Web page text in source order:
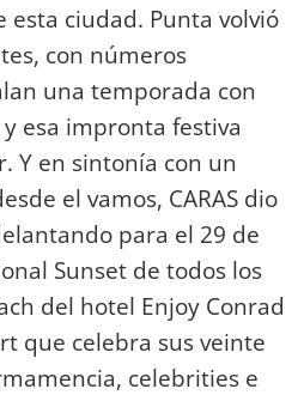
esta ciudad. Punta volvió
con números
una temporada con
esa impronta festiva
Y en sintonía con un
el vamos, CARAS dio
para el 29 de
Sunset de todos los
del hotel Enjoy Conrad
que celebra sus veinte
celebrities e